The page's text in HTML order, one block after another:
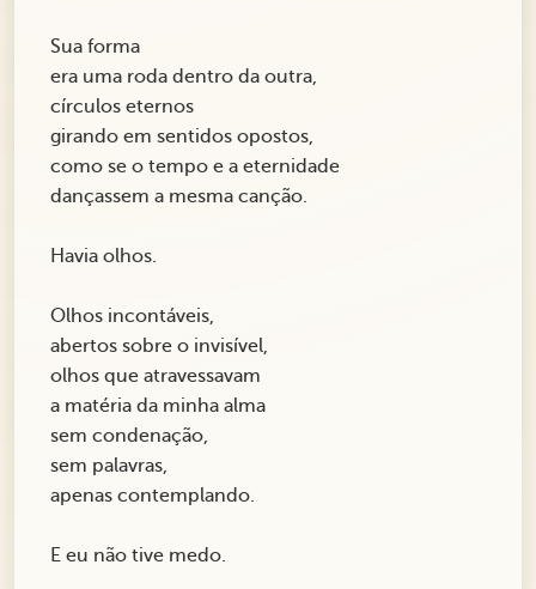
Sua forma
era uma roda dentro da outra,
círculos eternos
girando em sentidos opostos,
como se o tempo e a eternidade
dançassem a mesma canção.
Havia olhos.
Olhos incontáveis,
abertos sobre o invisível,
olhos que atravessavam
a matéria da minha alma
sem condenação,
sem palavras,
apenas contemplando.
E eu não tive medo.